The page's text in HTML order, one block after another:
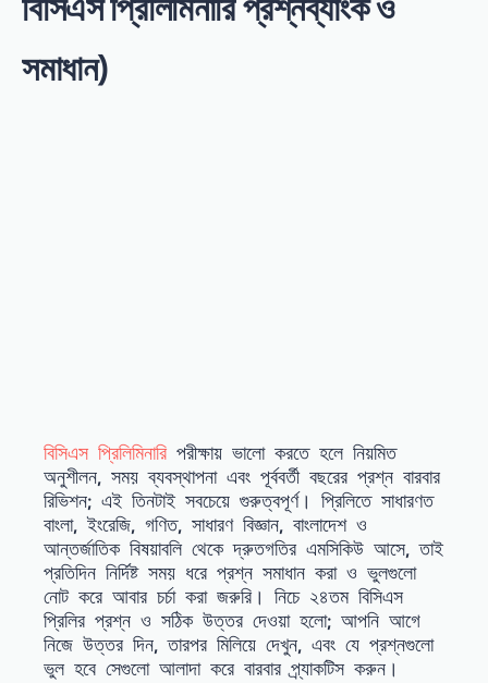
সমাধান)
বিসিএস প্রিলিমিনারি পরীক্ষায় ভালো করতে হলে নিয়মিত
অনুশীলন, সময় ব্যবস্থাপনা এবং পূর্ববর্তী বছরের প্রশ্ন বারবার
রিভিশন; এই তিনটাই সবচেয়ে গুরুত্বপূর্ণ। প্রিলিতে সাধারণত
বাংলা, ইংরেজি, গণিত, সাধারণ বিজ্ঞান, বাংলাদেশ ও
আন্তর্জাতিক বিষয়াবলি থেকে দ্রুতগতির এমসিকিউ আসে, তাই
প্রতিদিন নির্দিষ্ট সময় ধরে প্রশ্ন সমাধান করা ও ভুলগুলো
নোট করে আবার চর্চা করা জরুরি। নিচে ২৪তম বিসিএস
প্রিলির প্রশ্ন ও সঠিক উত্তর দেওয়া হলো; আপনি আগে
নিজে উত্তর দিন, তারপর মিলিয়ে দেখুন, এবং যে প্রশ্নগুলো
ভুল হবে সেগুলো আলাদা করে বারবার প্র্যাকটিস করুন।